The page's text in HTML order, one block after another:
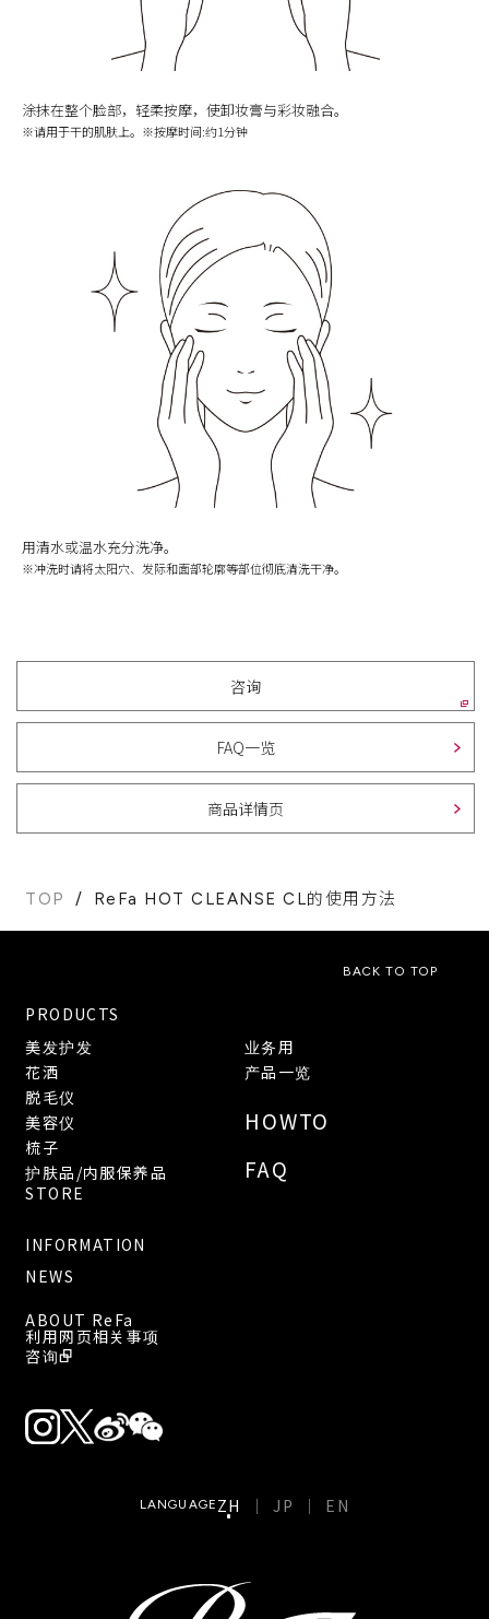
涂抹在整个脸部，轻柔按摩，使卸妆膏与彩妆融合。
※请用于干的肌肤上。※按摩时间:约1分钟
用清水或温水充分洗净。
※冲洗时请将太阳穴、发际和面部轮廓等部位彻底清洗干净。
咨询
FAQ一览
商品详情页
TOP ReFa HOT CLEANSE CL的使用方法
BACK TO TOP
PRODUCTS
美发护发
花洒
脱毛仪
美容仪
梳子
护肤品/内服保养品
业务用
产品一览
HOWTO
FAQ
STORE
INFORMATION
NEWS
ABOUT ReFa
利用网页相关事项
咨询
LANGUAGE ZH JP EN